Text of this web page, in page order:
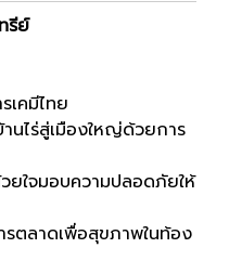
รีย์
เคมีไทย
นไร่สู่เมืองใหญ่ด้วยการ
ยใจมอบความปลอดภัยให้
ตลาดเพื่อสุขภาพในท้อง